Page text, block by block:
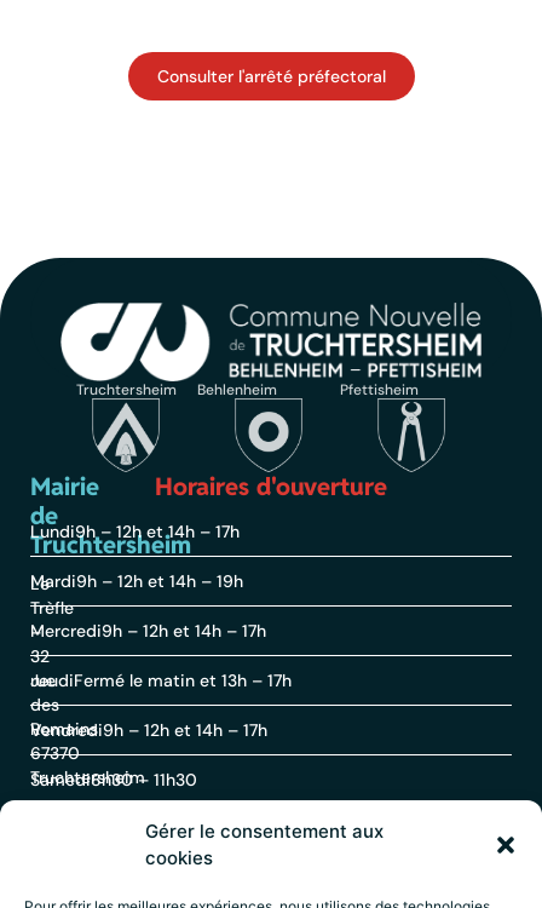
Gérer le consentement aux
cookies
Consulter l'arrêté préfectoral
Truchtersheim Behlenheim Pfettisheim
Mairie
de
Truchtersheim
Le
Trèfle
–
32
rue
des
Romains
67370
Truchtersheim
Contact
Horaires d'ouverture
Lundi9h – 12h et 14h – 17h
Mardi9h – 12h et 14h – 19h
Mercredi9h – 12h et 14h – 17h
JeudiFermé le matin et 13h – 17h
Vendredi9h – 12h et 14h – 17h
Samedi8h30 – 11h30